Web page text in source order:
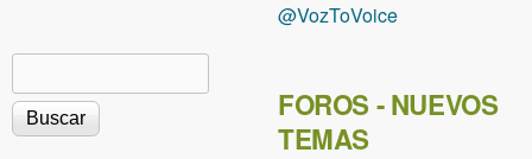
Formulario de búsqueda
@VozToVoice
FOROS - NUEVOS
TEMAS